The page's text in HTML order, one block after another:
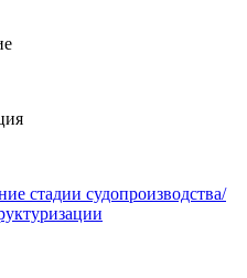
стадии судопроизводства/